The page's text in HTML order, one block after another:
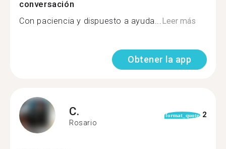
conversación
Con paciencia y dispuesto a ayuda... Leer más
Obtener la app
C.
Rosario
format_quote 2